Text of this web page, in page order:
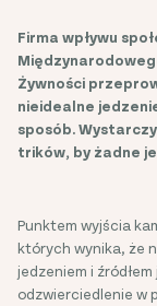
Firma wpływu
Żywności
nieidealne
sposób.
trików, by żadne
Punktem wyjścia
których wynika, że
jedzeniem i
odzwierciedlenie w